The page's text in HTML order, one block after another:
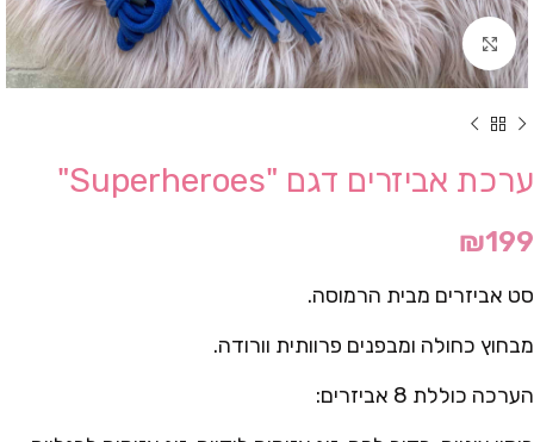
Click to enlarge
ערכת אביזרים דגם "Superheroes"
₪199
סט אביזרים מבית הרמוסה.
מבחוץ כחולה ומבפנים פרוותית וורודה.
הערכה כוללת 8 אביזרים: